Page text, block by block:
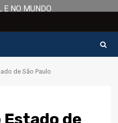
E NO MUNDO
de São Paulo
de